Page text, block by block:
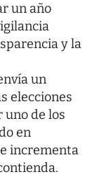
un año
y la
un
elecciones
uno de los
en
incrementa